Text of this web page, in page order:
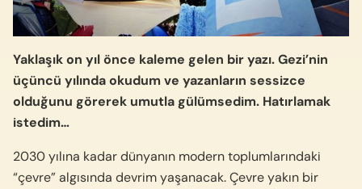
Yaklaşık on yıl önce kaleme gelen bir yazı. Gezi’nin
üçüncü yılında okudum ve yazanların sessizce
olduğunu görerek umutla gülümsedim. Hatırlamak
istedim…
2030 yılına kadar dünyanın modern toplumlarındaki
“çevre” algısında devrim yaşanacak. Çevre yakın bir